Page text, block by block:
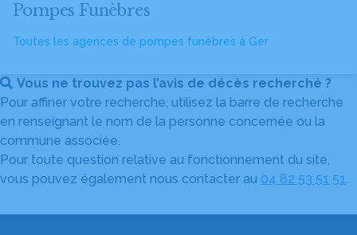
Pompes Funèbres
Toutes les agences de pompes funèbres à Ger
Vous ne trouvez pas l’avis de décès recherché ?
Pour affiner votre recherche, utilisez la barre de recherche
en renseignant le nom de la personne concernée ou la
commune associée.
Pour toute question relative au fonctionnement du site,
vous pouvez également nous contacter au 04 82 53 51 51.